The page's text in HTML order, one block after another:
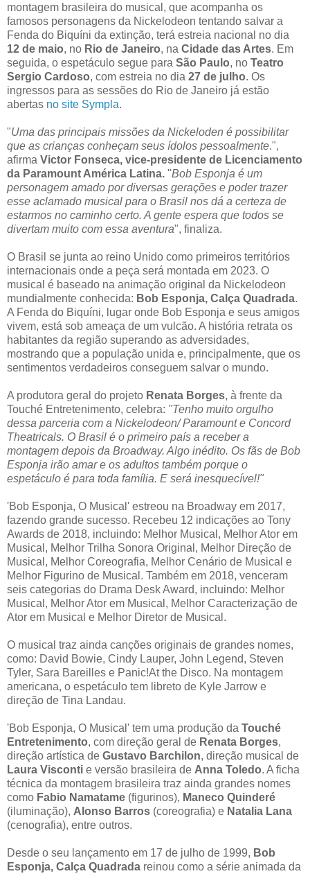
montagem brasileira do musical, que acompanha os
famosos personagens da Nickelodeon tentando salvar a
Fenda do Biquíni da extinção, terá estreia nacional no dia
12 de maio, no Rio de Janeiro, na Cidade das Artes. Em
seguida, o espetáculo segue para São Paulo, no Teatro
Sergio Cardoso, com estreia no dia 27 de julho. Os
ingressos para as sessões do Rio de Janeiro já estão
abertas no site Sympla.
"Uma das principais missões da Nickeloden é possibilitar
que as crianças conheçam seus ídolos pessoalmente.",
afirma Victor Fonseca, vice-presidente de Licenciamento
da Paramount América Latina. "Bob Esponja é um
personagem amado por diversas gerações e poder trazer
esse aclamado musical para o Brasil nos dá a certeza de
estarmos no caminho certo. A gente espera que todos se
divertam muito com essa aventura", finaliza.
O Brasil se junta ao reino Unido como primeiros territórios
internacionais onde a peça será montada em 2023. O
musical é baseado na animação original da Nickelodeon
mundialmente conhecida: Bob Esponja, Calça Quadrada.
A Fenda do Biquíni, lugar onde Bob Esponja e seus amigos
vivem, está sob ameaça de um vulcão. A história retrata os
habitantes da região superando as adversidades,
mostrando que a população unida e, principalmente, que os
sentimentos verdadeiros conseguem salvar o mundo.
A produtora geral do projeto Renata Borges, à frente da
Touché Entretenimento, celebra: " Tenho muito orgulho
dessa parceria com a Nickelodeon/ Paramount e Concord
Theatricals. O Brasil é o primeiro país a receber a
montagem depois da Broadway. Algo inédito. Os fãs de Bob
Esponja irão amar e os adultos também porque o
espetáculo é para toda família. E será inesquecível!"
'Bob Esponja, O Musical' estreou na Broadway em 2017,
fazendo grande sucesso. Recebeu 12 indicações ao Tony
Awards de 2018, incluindo: Melhor Musical, Melhor Ator em
Musical, Melhor Trilha Sonora Original, Melhor Direção de
Musical, Melhor Coreografia, Melhor Cenário de Musical e
Melhor Figurino de Musical. Também em 2018, venceram
seis categorias do Drama Desk Award, incluindo: Melhor
Musical, Melhor Ator em Musical, Melhor Caracterização de
Ator em Musical e Melhor Diretor de Musical.
O musical traz ainda canções originais de grandes nomes,
como: David Bowie, Cindy Lauper, John Legend, Steven
Tyler, Sara Bareilles e Panic!At the Disco. Na montagem
americana, o espetáculo tem libreto de Kyle Jarrow e
direção de Tina Landau.
'Bob Esponja, O Musical' tem uma produção da Touché
Entretenimento, com direção geral de Renata Borges,
direção artística de Gustavo Barchilon, direção musical de
Laura Visconti e versão brasileira de Anna Toledo. A ficha
técnica da montagem brasileira traz ainda grandes nomes
como Fabio Namatame (figurinos), Maneco Quinderé
(iluminação), Alonso Barros (coreografia) e Natalia Lana
(cenografia), entre outros.
Desde o seu lançamento em 17 de julho de 1999, Bob
Esponja, Calça Quadrada reinou como a série animada da